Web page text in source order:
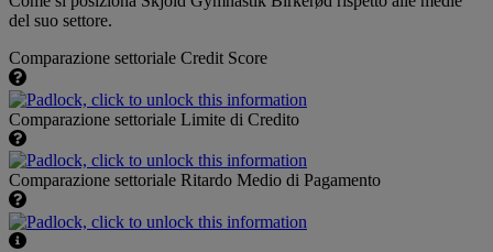
del suo settore.
Comparazione settoriale Credit Score
Comparazione settoriale Limite di Credito
Comparazione settoriale Ritardo Medio di Pagamento